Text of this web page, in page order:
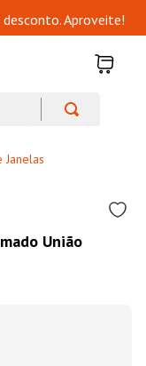
Aproveite!
Janelas
União